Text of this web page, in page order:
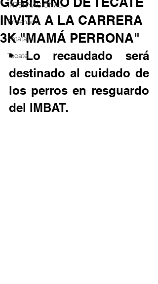
INTERNACIONAL
Ensenada
Estatal
Tecate
INVITA A LA CARRERA
3K "MAMÁ PERRONA"
• Lo recaudado será
destinado al cuidado de
los perros en resguardo
del IMBAT.